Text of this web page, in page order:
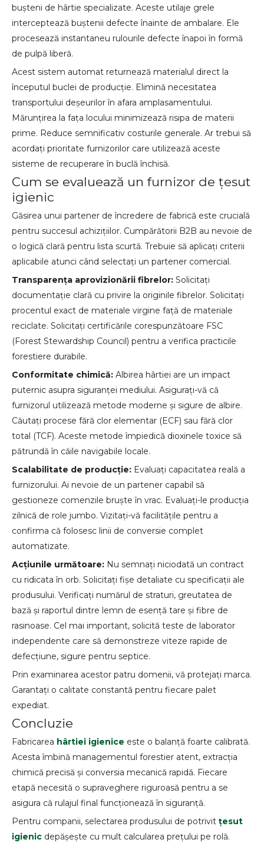
bușteni de hârtie specializate. Aceste utilaje grele
interceptează buștenii defecte înainte de ambalare. Ele
procesează instantaneu rulourile defecte înapoi în formă
de pulpă liberă.
Acest sistem automat returnează materialul direct la
începutul buclei de producție. Elimină necesitatea
transportului deșeurilor în afara amplasamentului.
Mărunțirea la fața locului minimizează risipa de materii
prime. Reduce semnificativ costurile generale. Ar trebui să
acordați prioritate furnizorilor care utilizează aceste
sisteme de recuperare în buclă închisă.
Cum se evaluează un furnizor de țesut
igienic
Găsirea unui partener de încredere de fabrică este crucială
pentru succesul achizițiilor. Cumpărătorii B2B au nevoie de
o logică clară pentru lista scurtă. Trebuie să aplicați criterii
aplicabile atunci când selectați un partener comercial.
Transparența aprovizionării fibrelor: Solicitați
documentație clară cu privire la originile fibrelor. Solicitați
procentul exact de materiale virgine față de materiale
reciclate. Solicitați certificările corespunzătoare FSC
(Forest Stewardship Council) pentru a verifica practicile
forestiere durabile.
Conformitate chimică: Albirea hârtiei are un impact
puternic asupra siguranței mediului. Asigurați-vă că
furnizorul utilizează metode moderne și sigure de albire.
Căutați procese fără clor elementar (ECF) sau fără clor
total (TCF). Aceste metode împiedică dioxinele toxice să
pătrundă în căile navigabile locale.
Scalabilitate de producție: Evaluați capacitatea reală a
furnizorului. Ai nevoie de un partener capabil să
gestioneze comenzile bruște în vrac. Evaluați-le producția
zilnică de role jumbo. Vizitați-vă facilitățile pentru a
confirma că folosesc linii de conversie complet
automatizate.
Acțiunile următoare: Nu semnați niciodată un contract
cu ridicata în orb. Solicitați fișe detaliate cu specificații ale
produsului. Verificați numărul de straturi, greutatea de
bază și raportul dintre lemn de esență tare și fibre de
rasinoase. Cel mai important, solicită teste de laborator
independente care să demonstreze viteze rapide de
defecțiune, sigure pentru septice.
Prin examinarea acestor patru domenii, vă protejați marca.
Garantați o calitate constantă pentru fiecare palet
expediat.
Concluzie
Fabricarea hârtiei igienice este o balanță foarte calibrată.
Acesta îmbină managementul forestier atent, extracția
chimică precisă și conversia mecanică rapidă. Fiecare
etapă necesită o supraveghere riguroasă pentru a se
asigura că rulajul final funcționează în siguranță.
Pentru companii, selectarea produsului de potrivit țesut
igienic depășește cu mult calcularea prețului pe rolă.